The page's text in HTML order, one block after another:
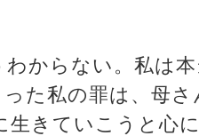
からない。私は
た私の罪は、母さ
きていこうと心に